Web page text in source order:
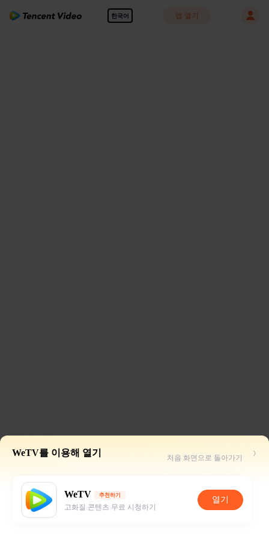
한국어 앱 열기
WeTV를 이용해 열기 처음 화면으로 돌아가기
WeTV 추천하기
고화질 콘텐츠 무료 시청하기
열기